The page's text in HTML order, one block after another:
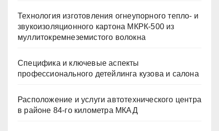
Технология изготовления огнеупорного тепло- и
звукоизоляционного картона МКРК-500 из
муллитокремнеземистого волокна
Специфика и ключевые аспекты
профессионального детейлинга кузова и салона
Расположение и услуги автотехнического центра
в районе 84-го километра МКАД